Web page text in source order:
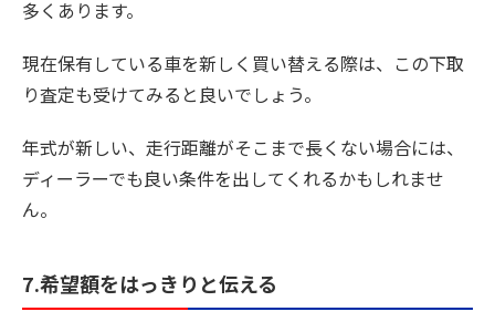
多くあります。
現在保有している車を新しく買い替える際は、この下取
り査定も受けてみると良いでしょう。
年式が新しい、走行距離がそこまで長くない場合には、
ディーラーでも良い条件を出してくれるかもしれませ
ん。
7.希望額をはっきりと伝える